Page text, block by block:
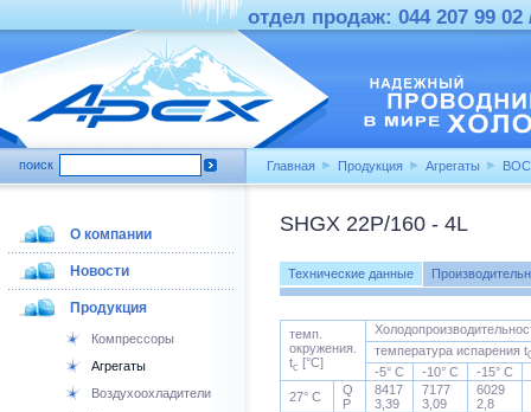
отдел продаж: 044 207 99 02
поиск Главная Продукция Агрегаты
О компании
Новости
Продукция
Компрессоры
Агрегаты
Воздухоохладители
SHGX 22P/160 - 4L
Технические данные
темп.
окружения.
tc [°C]
температура испарения t
-5° C -10° C
-15° C
27° C
Q
P
8417
3,39
7177
3,09
6029
2,8